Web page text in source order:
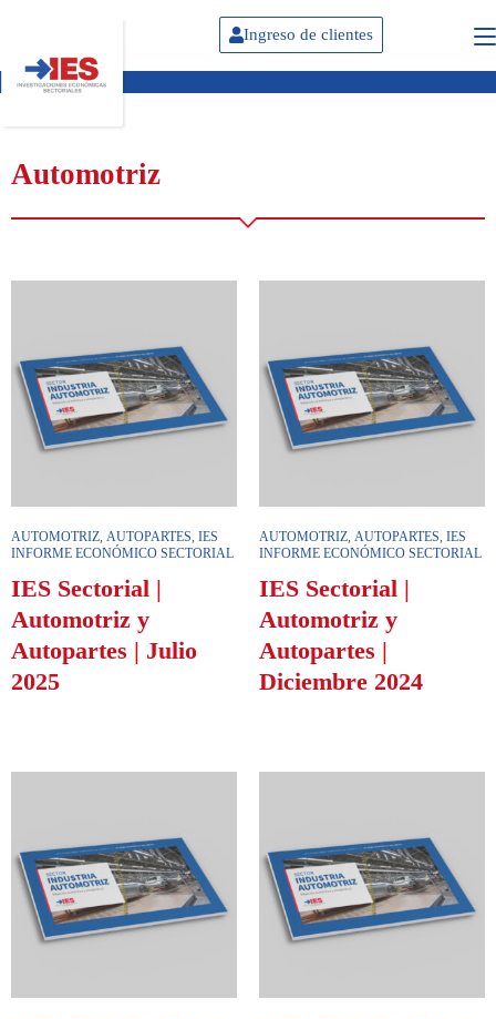
Ingreso de clientes
Automotriz
AUTOMOTRIZ, AUTOPARTES, IES
INFORME ECONÓMICO SECTORIAL
IES Sectorial |
Automotriz y
Autopartes | Julio
2025
AUTOMOTRIZ, AUTOPARTES, IES
INFORME ECONÓMICO SECTORIAL
IES Sectorial |
Automotriz y
Autopartes |
Diciembre 2024